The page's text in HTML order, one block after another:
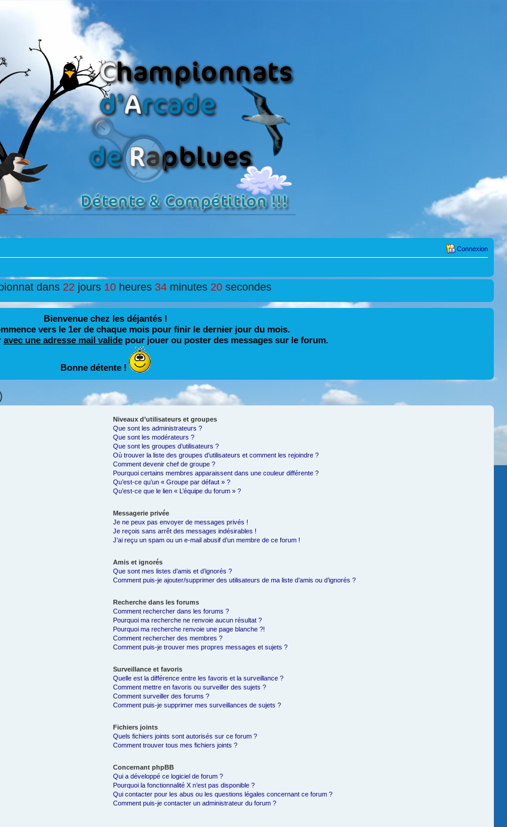
Connexion
dans 22 jours 10 heures 34 minutes 19 secondes
Bienvenue chez les déjantés !
vers le 1er de chaque mois pour finir le dernier jour du mois.
avec une adresse mail valide pour jouer ou poster des messages sur le forum.
Bonne détente !
Niveaux d’utilisateurs et groupes
Que sont les administrateurs ?
Que sont les modérateurs ?
Que sont les groupes d’utilisateurs ?
Où trouver la liste des groupes d’utilisateurs et comment les rejoindre ?
Comment devenir chef de groupe ?
Pourquoi certains membres apparaissent dans une couleur différente ?
Qu’est-ce qu’un « Groupe par défaut » ?
Qu’est-ce que le lien « L’équipe du forum » ?
Messagerie privée
Je ne peux pas envoyer de messages privés !
Je reçois sans arrêt des messages indésirables !
J’ai reçu un spam ou un e-mail abusif d’un membre de ce forum !
Amis et ignorés
Que sont mes listes d’amis et d’ignorés ?
Comment puis-je ajouter/supprimer des utilisateurs de ma liste d’amis ou d’ignorés ?
Recherche dans les forums
Comment rechercher dans les forums ?
Pourquoi ma recherche ne renvoie aucun résultat ?
Pourquoi ma recherche renvoie une page blanche ?!
Comment rechercher des membres ?
Comment puis-je trouver mes propres messages et sujets ?
Surveillance et favoris
Quelle est la différence entre les favoris et la surveillance ?
Comment mettre en favoris ou surveiller des sujets ?
Comment surveiller des forums ?
Comment puis-je supprimer mes surveillances de sujets ?
Fichiers joints
Quels fichiers joints sont autorisés sur ce forum ?
Comment trouver tous mes fichiers joints ?
Concernant phpBB
Qui a développé ce logiciel de forum ?
Pourquoi la fonctionnalité X n’est pas disponible ?
Qui contacter pour les abus ou les questions légales concernant ce forum ?
Comment puis-je contacter un administrateur du forum ?